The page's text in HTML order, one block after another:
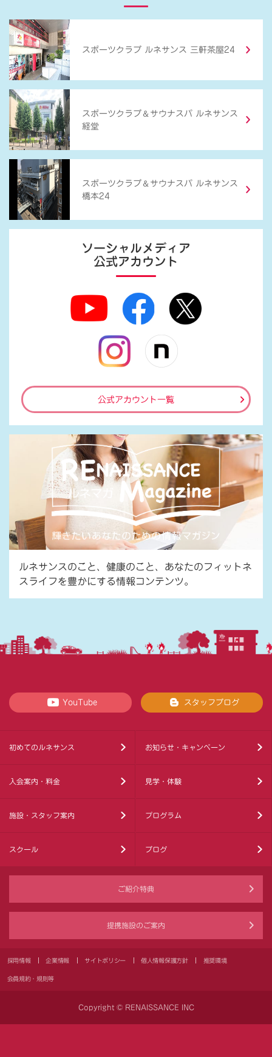
スポーツクラブ ルネサンス 三軒茶屋24
スポーツクラブ ＆ サウナスパ ルネサンス
経堂
スポーツクラブ ＆ サウナスパ ルネサンス
橋本24
ソーシャルメディア
公式アカウント
公式アカウント一覧
ルネサンスのこと、健康のこと、あなたのフィットネ
スライフを豊かにする情報コンテンツ。
YouTube スタッフブログ
初めてのルネサンス お知らせ・キャンペーン
入会案内・料金 見学・体験
施設・スタッフ案内 プログラム
スクール ブログ
ご紹介特典
提携施設のご案内
採用情報 企業情報 サイトポリシー 個人情報保護方針 推奨環境
会員規約・規則等
Copyright © RENAISSANCE INC